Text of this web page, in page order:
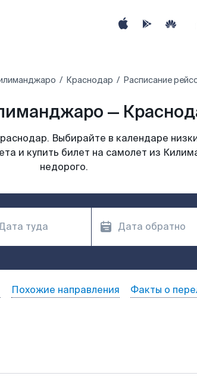
Краснодар Расписание
—
Выбирайте в календаре
и купить билет на самолет из
недорого.
Похожие направления Факты о